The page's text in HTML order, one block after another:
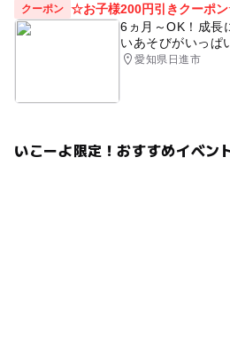
クーポン ☆お子様200円引きクーポ
6ヵ月～OK！成長
いあそびがいっぱ
愛知県日進市
いこーよ限定！おすすめイベン